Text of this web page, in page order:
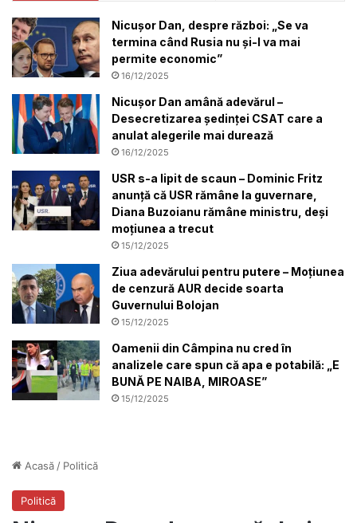
Nicușor Dan, despre război: „Se va
termina când Rusia nu și-l va mai
permite economic”
16/12/2025
Nicușor Dan amână adevărul –
Desecretizarea ședinței CSAT care a
anulat alegerile mai durează
16/12/2025
USR s-a lipit de scaun – Dominic Fritz
anunță că USR rămâne la guvernare,
Diana Buzoianu rămâne ministru, deși
moțiunea a trecut
15/12/2025
Ziua adevărului pentru putere – Moțiunea
de cenzură AUR decide soarta
Guvernului Bolojan
15/12/2025
Oamenii din Câmpina nu cred în
analizele care spun că apa e potabilă: „E
BUNĂ PE NAIBA, MIROASE”
15/12/2025